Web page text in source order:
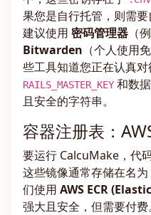
果您是自行托管，则需
建议使用 密码管理器 （
Bitwarden （个人使用
些工具知道您正在认真
RAILS_MASTER_KEY 和数
且安全的字符串。
容器注册表：
要运行 CalcuMake，代
这些镜像通常存储在名为
们使用 AWS ECR
强大且安全，但需要付费。